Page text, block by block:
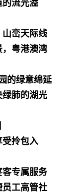
的流光溢
峦天际线
粤港澳湾
的绿意绵延
绿肺的湖光
受拎包入
专属服务
工高管社